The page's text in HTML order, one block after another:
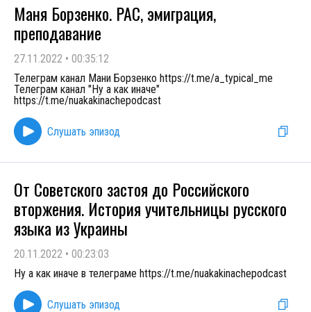
Маня Борзенко. РАС, эмиграция,
преподавание
27.11.2022 • 00:35:12
Телеграм канал Мани Борзенко https://t.me/a_typical_me
Телеграм канал "Ну а как иначе"
https://t.me/nuakakinachepodcast
Слушать эпизод
От Советского застоя до Российского
вторжения. История учительницы русского
языка из Украины
20.11.2022 • 00:23:03
Ну а как иначе в телеграме https://t.me/nuakakinachepodcast
Слушать эпизод